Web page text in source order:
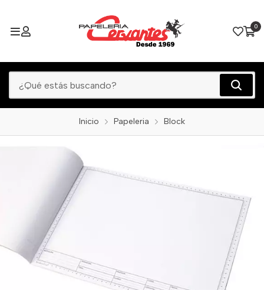
0
Inicio Papeleria Block